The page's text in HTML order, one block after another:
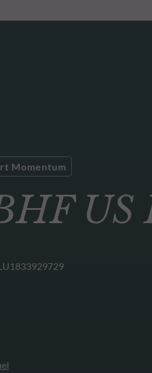
US
Momentum